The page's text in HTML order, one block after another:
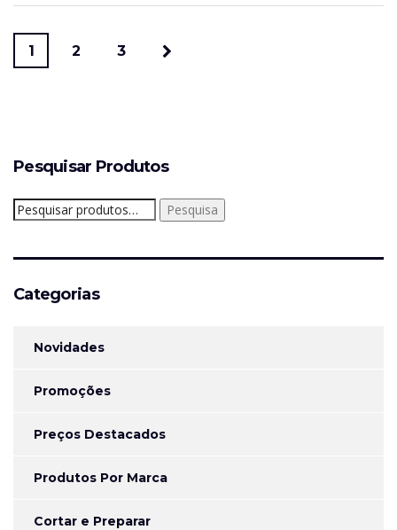
1 2 3
Pesquisar Produtos
Pesquisar
por:
Pesquisa
Categorias
Novidades
Promoções
Preços Destacados
Produtos Por Marca
Cortar e Preparar